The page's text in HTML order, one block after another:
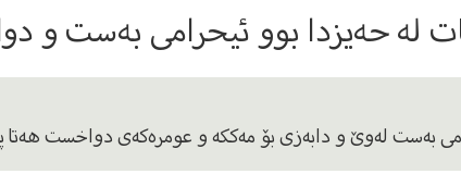
لە حەیزدا بوو ئیحرامی بەست و
بەست لەوێ و دابەزى بۆ مەككە و عومرەكەى دواخست